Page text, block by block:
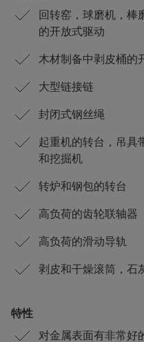
回转窑，球磨机，棒
的开放式驱动
木材制备中剥皮桶的
大型链接链
封闭式钢丝绳
起重机的转台，吊具
和挖掘机
转炉和钢包的转台
高负荷的齿轮联轴器
高负荷的滑动导轨
剥皮和干燥滚筒，石
特性
对金属表面有非常好